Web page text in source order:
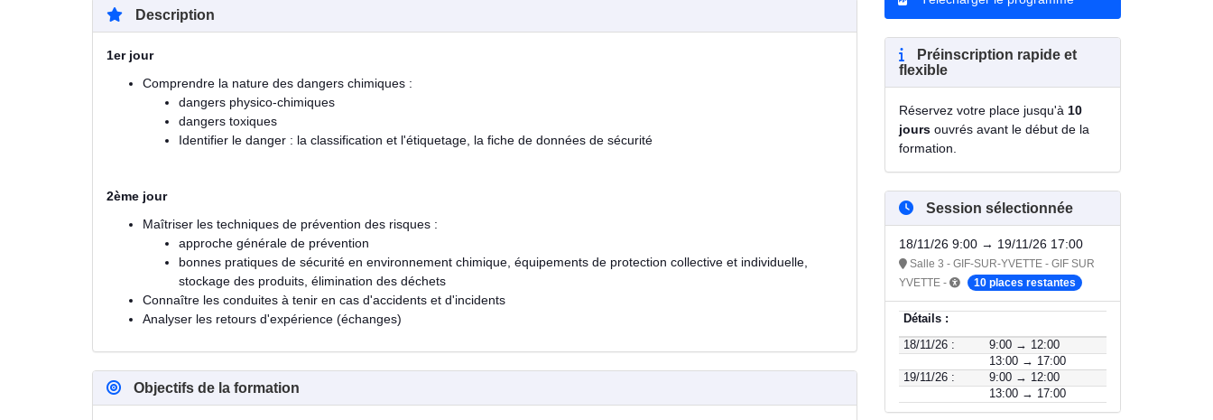
Description
1er jour
Comprendre la nature des dangers chimiques :
dangers physico-chimiques
dangers toxiques
Identifier le danger : la classification et l'étiquetage, la fiche de données de sécurité
2ème jour
Maîtriser les techniques de prévention des risques :
approche générale de prévention
bonnes pratiques de sécurité en environnement chimique, équipements de protection collective et individuelle,
stockage des produits, élimination des déchets
Connaître les conduites à tenir en cas d'accidents et d'incidents
Analyser les retours d'expérience (échanges)
Objectifs de la formation
Préinscription rapide et
flexible
Réservez votre place jusqu'à 10
joursouvrés avant le début de la
formation.
Session sélectionnée
18/11/26 9:00 → 19/11/26 17:00
Salle 3 - GIF-SUR-YVETTE - GIF SUR
YVETTE -
10 places restantes
Détails :
18/11/26 :
9:00 → 12:00
13:00 → 17:00
19/11/26 :
9:00 → 12:00
13:00 → 17:00